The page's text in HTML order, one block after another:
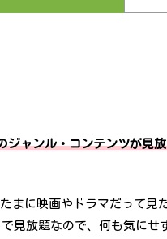
ジャンル・コンテンツが見
まに映画やドラマだって
見放題なので、何も気にせ